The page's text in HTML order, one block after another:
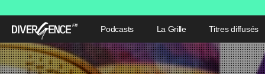
Podcasts La Grille Titres diffusés